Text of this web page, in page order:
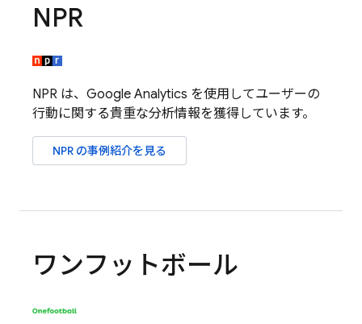
NPR
NPR は、 Google Analytics を使用してユーザーの
行動に関する貴重な分析情報を獲得しています。
NPR の事例紹介を見る
ワンフットボール